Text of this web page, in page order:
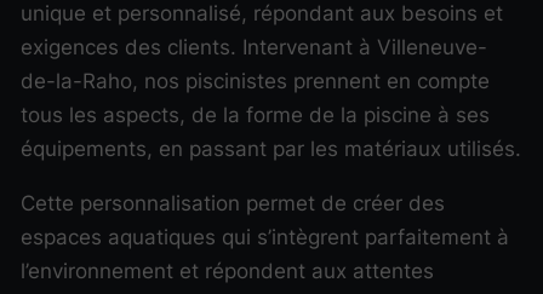
unique et personnalisé, répondant aux besoins et
exigences des clients. Intervenant à Villeneuve-
de-la-Raho, nos piscinistes prennent en compte
tous les aspects, de la forme de la piscine à ses
équipements, en passant par les matériaux utilisés.
Cette personnalisation permet de créer des
espaces aquatiques qui s’intègrent parfaitement à
l’environnement et répondent aux attentes